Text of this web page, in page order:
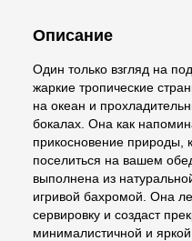
Описание
Один только взгляд на
жаркие тропические
на океан и
бокалах. Она как
прикосновение природы,
поселиться на вашем
выполнена из
игривой бахромой. Она
сервировку и создаст
минималистичной и